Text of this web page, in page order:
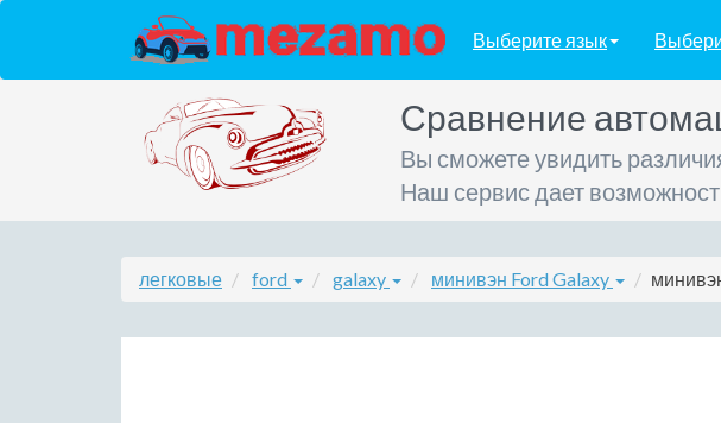
Выберите язык
Сравнение
Вы сможете увидить
Наш сервис дает
легковые ford galaxy минивэн Ford Galaxy